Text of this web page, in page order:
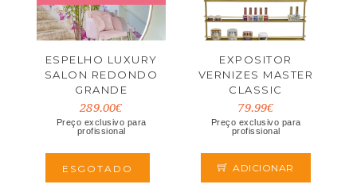
ESPELHO LUXURY
SALON REDONDO
GRANDE
289.00€
Preço exclusivo para
profissional
ESGOTADO
EXPOSITOR
VERNIZES MASTER
CLASSIC
79.99€
Preço exclusivo para
profissional
ADICIONAR